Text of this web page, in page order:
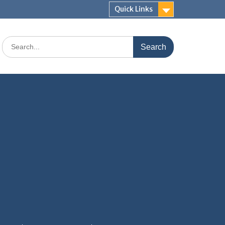
Quick Links
Search
for: